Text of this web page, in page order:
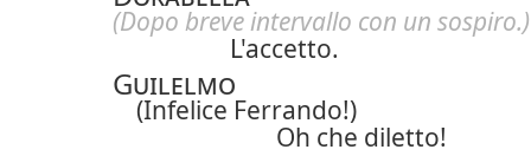
(Dopo breve intervallo con un sospiro.)
L'accetto.
Guilelmo
(Infelice Ferrando!)
Oh che diletto!